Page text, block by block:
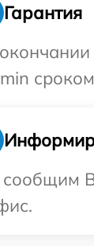
Гарантия